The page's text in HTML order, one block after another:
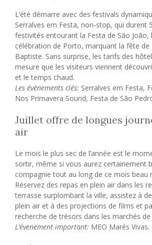
L’été démarre avec des festivals
Serralves em Festa, non-stop, qui durent
festivités entourant la Festa de São João,
célébration de Porto, marquant la fête de
Baptiste. Sans surprise, les tarifs des
mesure que les visiteurs viennent
et le temps chaud.
Les évènements clés: Serralves em Festa,
Nos Primavera Sound, Festa de São
Juillet offre de longues
air
Le mois le plus sec de l’année est le
sortir, même si vous aurez certainement
compagnie tout au long de ce mois beau
Réservez des repas en plein air dans les
terrasse surplombant la ville, assistez à
plein air et à des projections de films et
recherche de trésors dans les marchés de
L’évenement important: MEO Marés Vivas.